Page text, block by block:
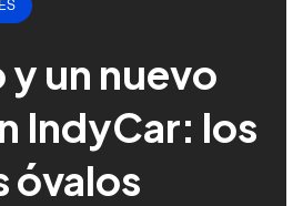
y un nuevo
IndyCar: los
óvalos